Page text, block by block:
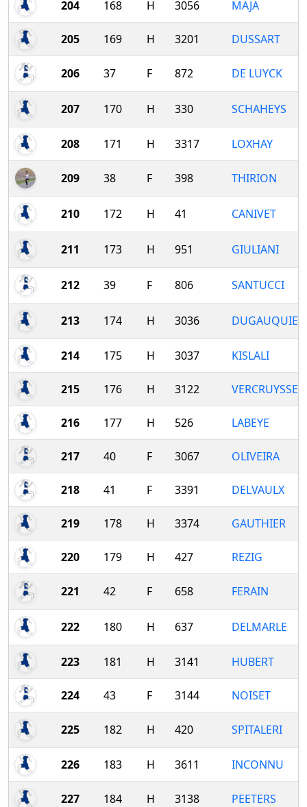
204 168 H 3056 MAJA
205 169 H 3201 DUSSART
206 37 F 872 DE LUYCK
207 170 H 330 SCHAHEYS
208 171 H 3317 LOXHAY
209 38 F 398 THIRION
210 172 H 41 CANIVET
211 173 H 951 GIULIANI
212 39 F 806 SANTUCCI
213 174 H 3036 DUGAUQUIER
214 175 H 3037 KISLALI
215 176 H 3122 VERCRUYSSE
216 177 H 526 LABEYE
217 40 F 3067 OLIVEIRA
218 41 F 3391 DELVAULX
219 178 H 3374 GAUTHIER
220 179 H 427 REZIG
221 42 F 658 FERAIN
222 180 H 637 DELMARLE
223 181 H 3141 HUBERT
224 43 F 3144 NOISET
225 182 H 420 SPITALERI
226 183 H 3611 INCONNU
227 184 H 3138 PEETERS